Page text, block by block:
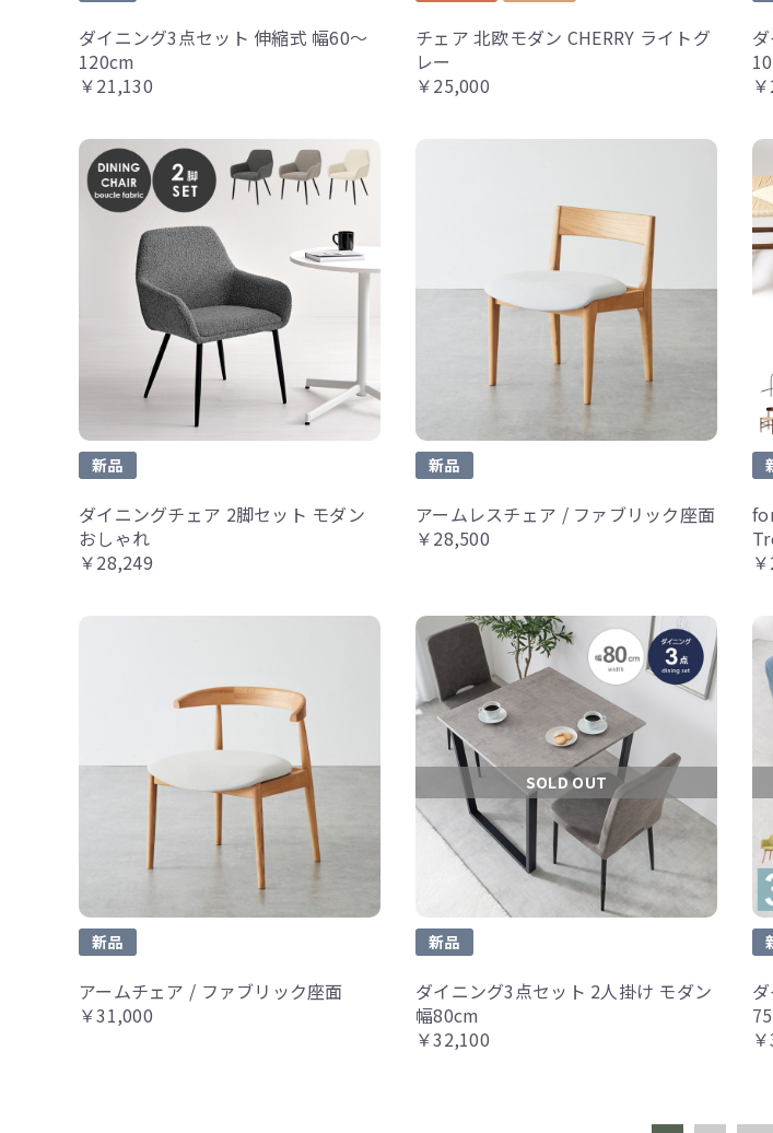
ダイニング3点セット 伸縮式 幅60～
120cm
￥21,130
チェア 北欧モダン CHERRY ライトグ
レー
￥25,000
新品
ダイニングチェア 2脚セット モダン
おしゃれ
￥28,249
新品
アームレスチェア / ファブリック座面
￥28,500
新品
アームチェア / ファブリック座面
￥31,000
SOLD OUT
新品
ダイニング3点セット 2人掛け モダン
幅80cm
￥32,100